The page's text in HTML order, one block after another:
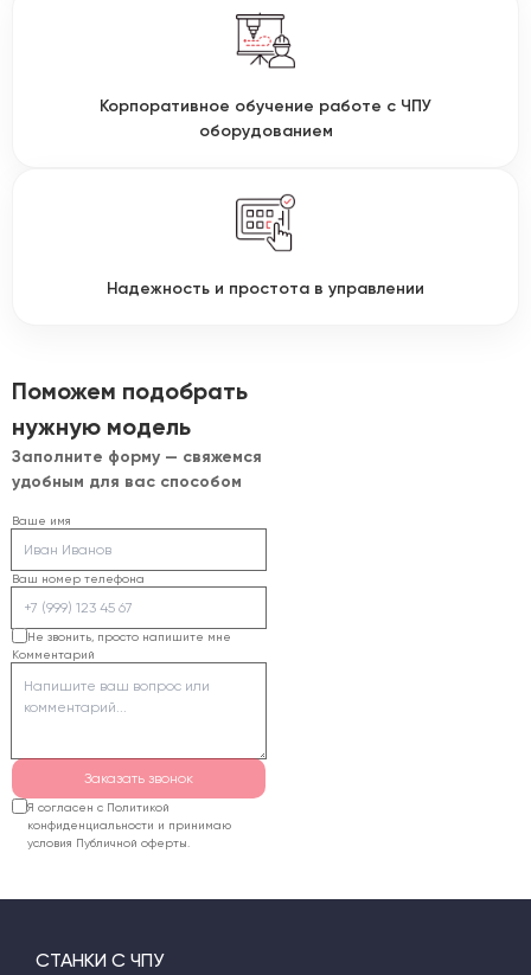
Корпоративное обучение работе с ЧПУ
оборудованием
Надежность и простота в управлении
Поможем подобрать
нужную модель
Заполните форму — свяжемся
удобным для вас способом
Ваше имя
Ваш номер телефона
Не звонить, просто напишите мне
Комментарий
Заказать звонок
Я согласен с Политикой
конфиденциальности и принимаю
условия Публичной оферты.
СТАНКИ С ЧПУ